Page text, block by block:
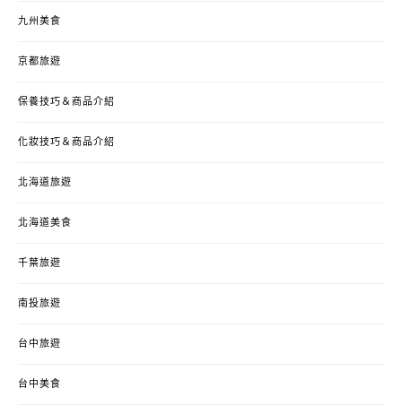
九州美食
京都旅遊
保養技巧＆商品介紹
化妝技巧＆商品介紹
北海道旅遊
北海道美食
千葉旅遊
南投旅遊
台中旅遊
台中美食